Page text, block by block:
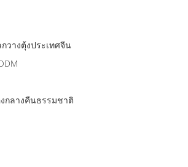
วางตุ้งประเทศจีน
กลางคืนธรรมชาติ